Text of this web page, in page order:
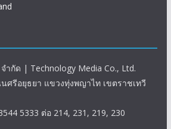
ำกัด | Technology Media Co., Ltd.
ศรีอยุธยา แขวงทุ่งพญาไท เขตราชเทวี
5333 ต่อ 214, 231, 219, 230